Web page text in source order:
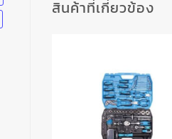
สินค้าที่เกี่ยวข้อง